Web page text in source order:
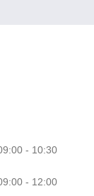
- 10:30
- 12:00